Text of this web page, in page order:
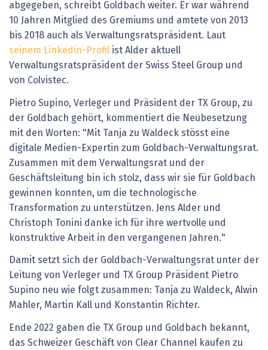
abgegeben, schreibt Goldbach weiter. Er war während
10 Jahren Mitglied des Gremiums und amtete von 2013
bis 2018 auch als Verwaltungsratspräsident. Laut
seinem Linkedin-Profil ist Alder aktuell
Verwaltungsratspräsident der Swiss Steel Group und
von Colvistec.
Pietro Supino, Verleger und Präsident der TX Group, zu
der Goldbach gehört, kommentiert die Neubesetzung
mit den Worten: "Mit Tanja zu Waldeck stösst eine
digitale Medien-Expertin zum Goldbach-Verwaltungsrat.
Zusammen mit dem Verwaltungsrat und der
Geschäftsleitung bin ich stolz, dass wir sie für Goldbach
gewinnen konnten, um die technologische
Transformation zu unterstützen. Jens Alder und
Christoph Tonini danke ich für ihre wertvolle und
konstruktive Arbeit in den vergangenen Jahren."
Damit setzt sich der Goldbach-Verwaltungsrat unter der
Leitung von Verleger und TX Group Präsident Pietro
Supino neu wie folgt zusammen: Tanja zu Waldeck, Alwin
Mahler, Martin Kall und Konstantin Richter.
Ende 2022 gaben die TX Group und Goldbach bekannt,
das Schweizer Geschäft von Clear Channel kaufen zu